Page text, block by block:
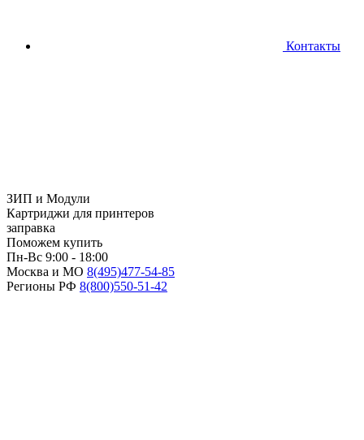
Контакты
ЗИП и Модули
Картриджи для принтеров
заправка
Поможем купить
Пн-Вс 9:00 - 18:00
Москва и МО 8(495)477-54-85
Регионы РФ 8(800)550-51-42